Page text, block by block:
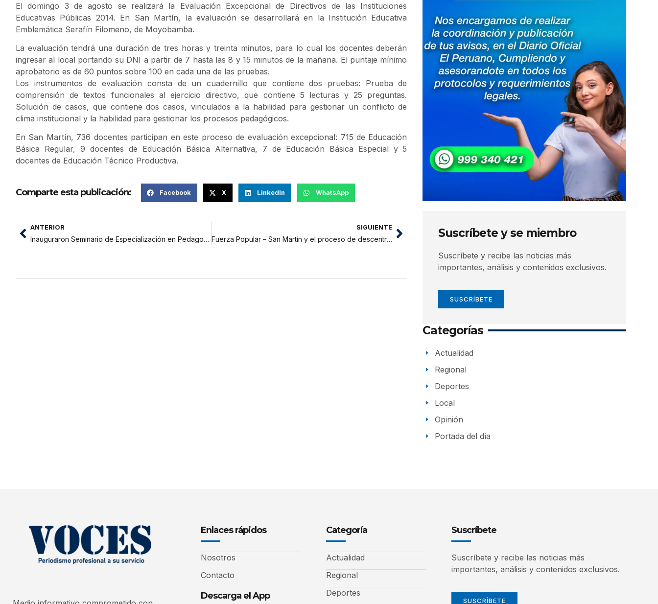
El domingo 3 de agosto se realizará la Evaluación Excepcional de Directivos de las Instituciones
Educativas Públicas 2014. En San Martín, la evaluación se desarrollará en la Institución Educativa
Emblemática Serafín Filomeno, de Moyobamba.
La evaluación tendrá una duración de tres horas y treinta minutos, para lo cual los docentes deberán
ingresar al local portando su DNI a partir de 7 hasta las 8 y 15 minutos de la mañana. El puntaje mínimo
aprobatorio es de 60 puntos sobre 100 en cada una de las pruebas.
Los instrumentos de evaluación consta de un cuadernillo que contiene dos pruebas: Prueba de
comprensión de textos funcionales al ejercicio directivo, que contiene 5 lecturas y 25 preguntas.
Solución de casos, que contiene dos casos, vinculados a la habilidad para gestionar un conflicto de
clima institucional y la habilidad para gestionar los procesos pedagógicos.
En San Martín, 736 docentes participan en este proceso de evaluación excepcional: 715 de Educación
Básica Regular, 9 docentes de Educación Básica Alternativa, 7 de Educación Básica Especial y 5
docentes de Educación Técnico Productiva.
Comparte esta publicación: Facebook X LinkedIn WhatsApp
ANTERIOR
Inauguraron Seminario de Especialización en Pedagogía
SIGUIENTE
Fuerza Popular – San Martín y el proceso de descentralización Suscríbete y se miembro
Suscríbete y recibe las noticias más
importantes, análisis y contenidos exclusivos.
SUSCRÍBETE
Categorías
Actualidad
Regional
Deportes
Local
Opinión
Portada del día
Enlaces rápidos
Nosotros
Contacto
Descarga el App
Categoría
Actualidad
Regional
Deportes
Suscríbete
Suscríbete y recibe las noticias más
importantes, análisis y contenidos exclusivos.
SUSCRÍBETE